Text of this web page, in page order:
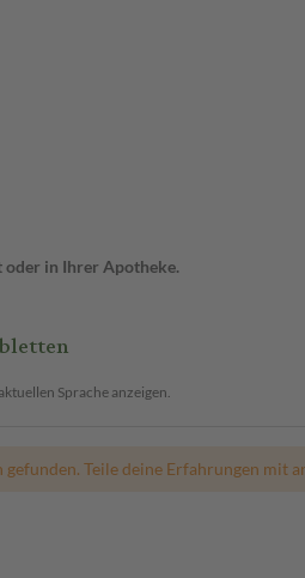
oder in Ihrer Apotheke.
Sprache anzeigen.
gefunden. Teile deine Erfahrungen mit